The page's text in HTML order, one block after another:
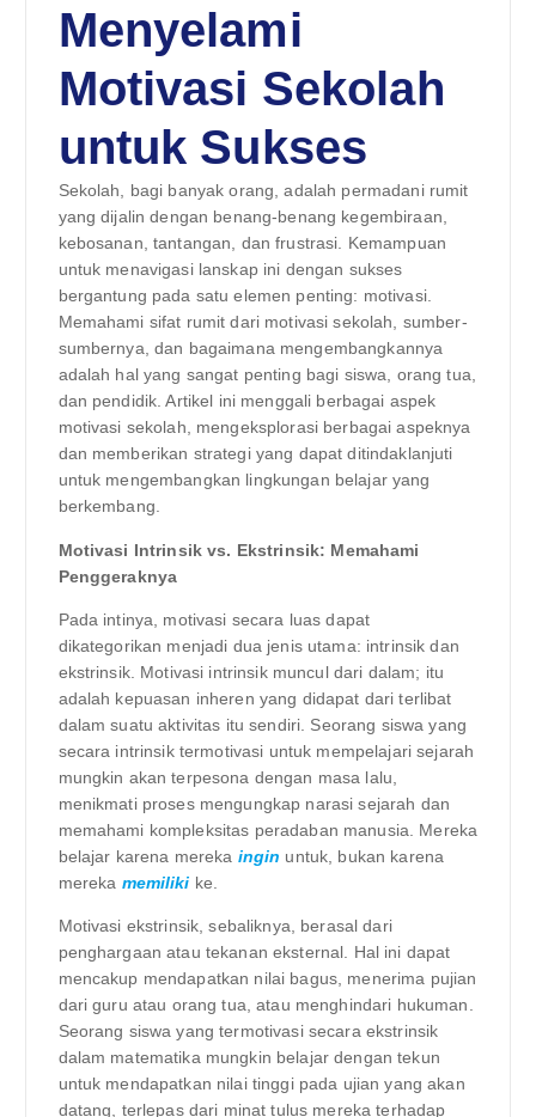
Menyelami
Motivasi Sekolah
untuk Sukses
Sekolah, bagi banyak orang, adalah permadani rumit
yang dijalin dengan benang-benang kegembiraan,
kebosanan, tantangan, dan frustrasi. Kemampuan
untuk menavigasi lanskap ini dengan sukses
bergantung pada satu elemen penting: motivasi.
Memahami sifat rumit dari motivasi sekolah, sumber-
sumbernya, dan bagaimana mengembangkannya
adalah hal yang sangat penting bagi siswa, orang tua,
dan pendidik. Artikel ini menggali berbagai aspek
motivasi sekolah, mengeksplorasi berbagai aspeknya
dan memberikan strategi yang dapat ditindaklanjuti
untuk mengembangkan lingkungan belajar yang
berkembang.
Motivasi Intrinsik vs. Ekstrinsik: Memahami
Penggeraknya
Pada intinya, motivasi secara luas dapat
dikategorikan menjadi dua jenis utama: intrinsik dan
ekstrinsik. Motivasi intrinsik muncul dari dalam; itu
adalah kepuasan inheren yang didapat dari terlibat
dalam suatu aktivitas itu sendiri. Seorang siswa yang
secara intrinsik termotivasi untuk mempelajari sejarah
mungkin akan terpesona dengan masa lalu,
menikmati proses mengungkap narasi sejarah dan
memahami kompleksitas peradaban manusia. Mereka
belajar karena mereka ingin untuk, bukan karena
mereka memiliki ke.
Motivasi ekstrinsik, sebaliknya, berasal dari
penghargaan atau tekanan eksternal. Hal ini dapat
mencakup mendapatkan nilai bagus, menerima pujian
dari guru atau orang tua, atau menghindari hukuman.
Seorang siswa yang termotivasi secara ekstrinsik
dalam matematika mungkin belajar dengan tekun
untuk mendapatkan nilai tinggi pada ujian yang akan
datang, terlepas dari minat tulus mereka terhadap